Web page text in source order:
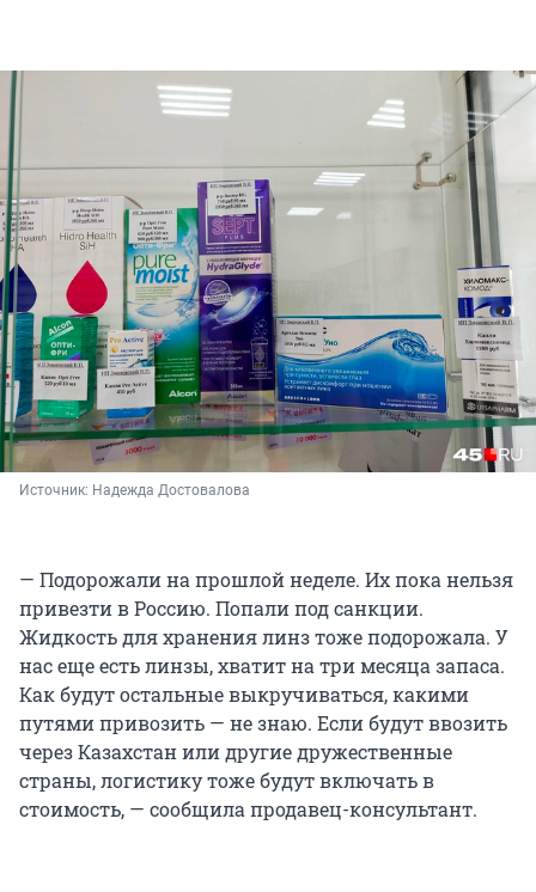
Источник: Надежда Достовалова
— Подорожали на прошлой неделе. Их пока нельзя
привезти в Россию. Попали под санкции.
Жидкость для хранения линз тоже подорожала. У
нас еще есть линзы, хватит на три месяца запаса.
Как будут остальные выкручиваться, какими
путями привозить — не знаю. Если будут ввозить
через Казахстан или другие дружественные
страны, логистику тоже будут включать в
стоимость, — сообщила продавец-консультант.